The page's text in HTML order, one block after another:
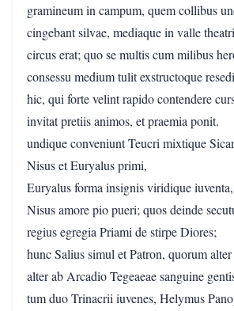
gramineum in campum, quem collibus
cingebant silvae, mediaque in valle theatri
circus erat; quo se multis cum milibus
consessu medium tulit exstructoque
hic, qui forte velint rapido contendere
invitat pretiis animos, et praemia ponit.
undique conveniunt Teucri mixtique
Nisus et Euryalus primi,
Euryalus forma insignis viridique iuventa,
Nisus amore pio pueri; quos deinde
regius egregia Priami de stirpe Diores;
hunc Salius simul et Patron, quorum
alter ab Arcadio Tegeaeae sanguine
tum duo Trinacrii iuvenes, Helymus